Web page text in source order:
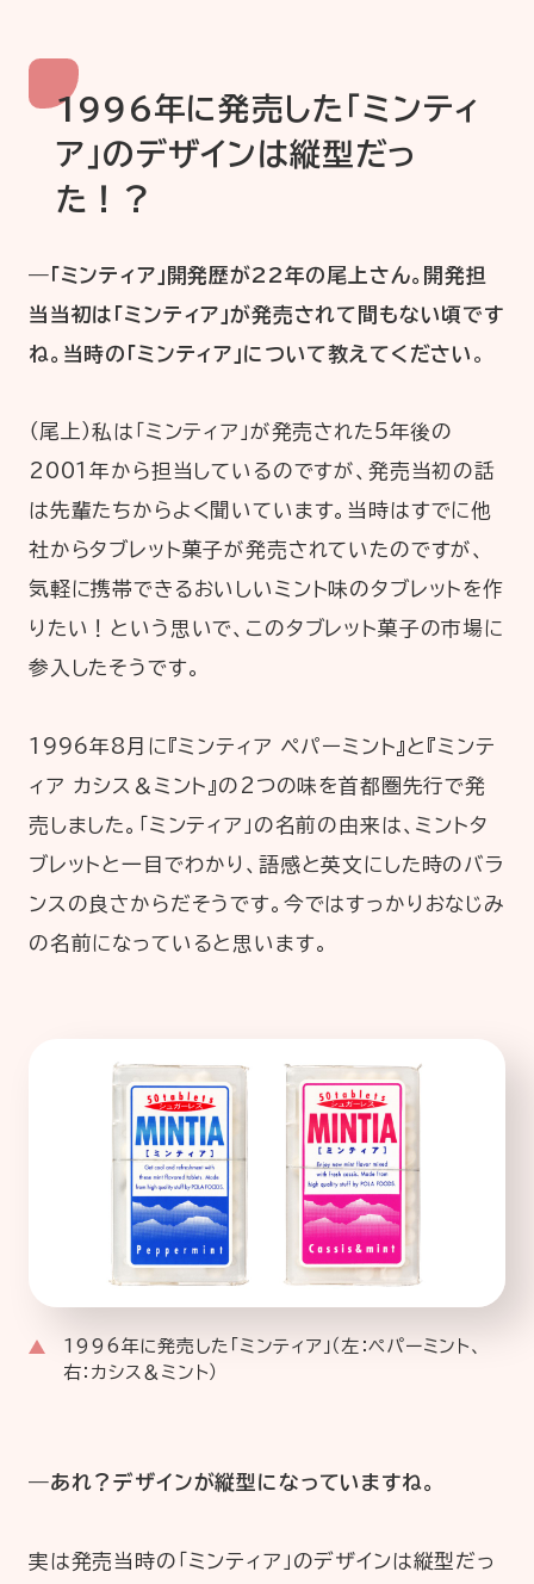
1996年に発売した「ミンティ
ア」のデザインは縦型だっ
た！？
―「ミンティア」開発歴が22年の尾上さん。開発担
当当初は「ミンティア」が発売されて間もない頃です
ね。当時の「ミンティア」について教えてください 。
（尾上）私は「ミンティア」が発売された5年後の
2001年から担当しているのですが、発売当初の話
は先輩たちからよく聞いています。当時はすでに他
社からタブレット菓子が発売されていたのですが、
気軽に携帯できるおいしいミント味のタブレットを作
りたい！という思いで、このタブレット菓子の市場に
参入したそうです。
1996年8月に『ミンティア ペパーミント』と『ミンテ
ィア カシス＆ミント』の2つの味を首都圏先行で発
売しました。「ミンティア」の名前の由来は、ミントタ
ブレットと一目でわかり、語感と英文にした時のバラ
ンスの良さからだそうです。今ではすっかりおなじみ
の名前になっていると思います。
1996年に発売した「ミンティア」（左：ペパーミント、
右：カシス＆ミント）
―あれ？デザインが縦型になっていますね。
実は発売当時の「ミンティア」のデザインは縦型だっ